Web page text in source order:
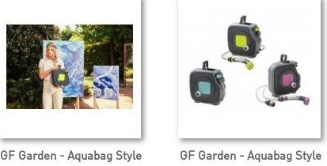
GF Garden - Aquabag Style GF Garden - Aquabag Style